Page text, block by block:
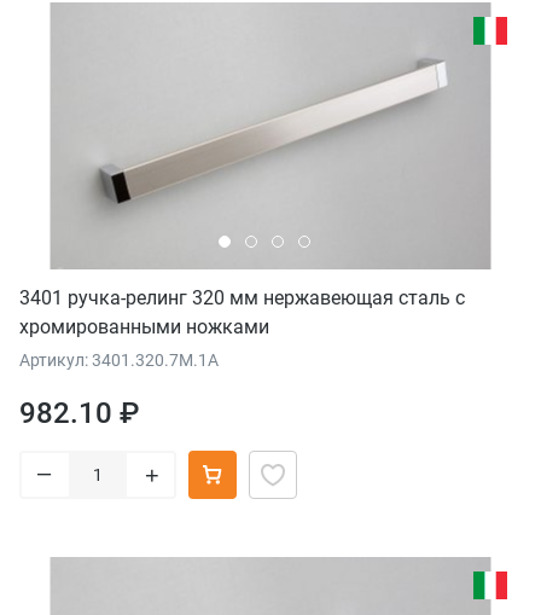
3401 ручка-релинг 320 мм нержавеющая сталь с
хромированными ножками
Артикул: 3401.320.7M.1A
982.10 ₽
– +